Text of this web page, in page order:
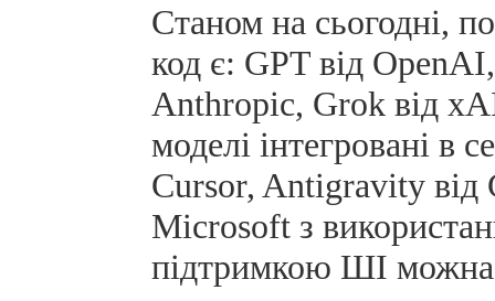
Станом на сьогодні,
код є: GPT від
Anthropic, Grok від
моделі інтегровані в
Cursor, Antigravity від
Microsoft з
підтримкою ШІ можна